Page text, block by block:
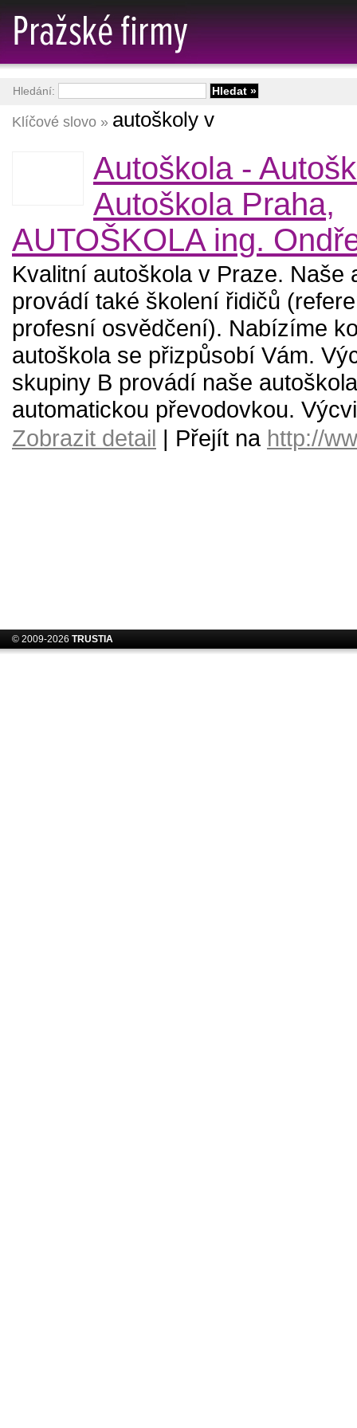
Klíčové slovo » autoškoly v
Autoškola -
Autoškola Praha,
AUTOŠKOLA ing.
Kvalitní autoškola v Praze. Naše
provádí také školení řidičů
profesní osvědčení). Nabízíme
autoškola se přizpůsobí Vám.
skupiny B provádí naše
automatickou převodovkou.
Zobrazit detail | Přejít na http://
Hledání:
© 2009-2026 TRUSTIA